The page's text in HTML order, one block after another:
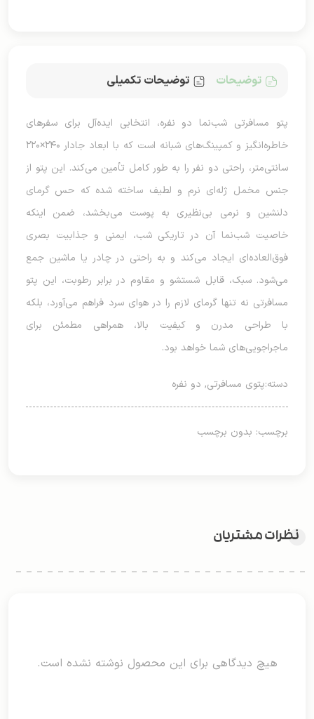
توضیحات توضیحات تکمیلی
پتو مسافرتی شب‌نما دو نفره، انتخابی ایده‌آل برای سفرهای
خاطره‌انگیز و کمپینگ‌های شبانه است که با ابعاد جادار ۲۴۰×۲۲۰
سانتی‌متر، راحتی دو نفر را به طور کامل تأمین می‌کند. این پتو از
جنس مخمل ژله‌ای نرم و لطیف ساخته شده که حس گرمای
دلنشین و نرمی بی‌نظیری به پوست می‌بخشد، ضمن اینکه
خاصیت شب‌نما آن در تاریکی شب، ایمنی و جذابیت بصری
فوق‌العاده‌ای ایجاد می‌کند و به راحتی در چادر یا ماشین جمع
می‌شود. سبک، قابل شستشو و مقاوم در برابر رطوبت، این پتو
مسافرتی نه تنها گرمای لازم را در هوای سرد فراهم می‌آورد، بلکه
با طراحی مدرن و کیفیت بالا، همراهی مطمئن برای
ماجراجویی‌های شما خواهد بود.
دسته:پتوی مسافرتی, دو نفره
برچسب: بدون برچسب
نظرات مشتریان
هیچ دیدگاهی برای این محصول نوشته نشده است.